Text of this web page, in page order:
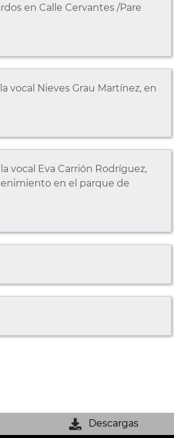
en Calle Cervantes /Pare
vocal Nieves Grau Martínez, en
vocal Eva Carrión Rodríguez,
en el parque de
Descargas